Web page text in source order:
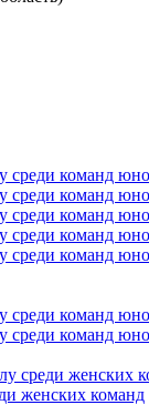
среди команд
среди команд
среди команд
среди команд
среди команд
среди команд
среди команд
среди женских
женских команд